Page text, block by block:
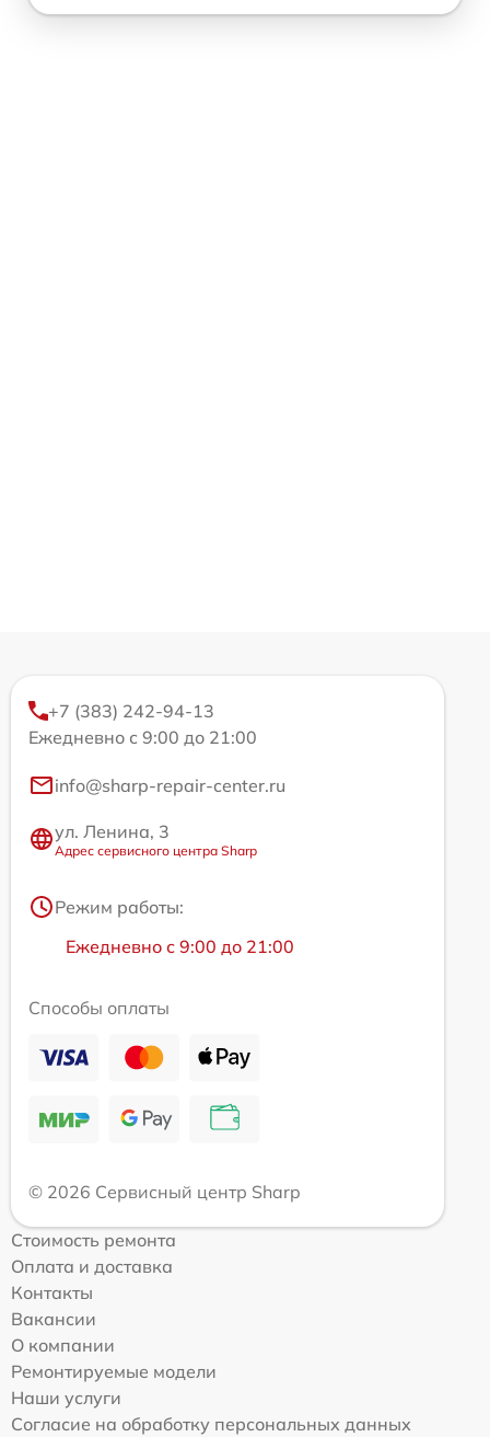
+7 (383) 242-94-13
Ежедневно с 9:00 до 21:00
info@sharp-repair-center.ru
ул. Ленина, 3
Адрес сервисного центра Sharp
Режим работы:
Ежедневно с 9:00 до 21:00
Способы оплаты
© 2026 Сервисный центр Sharp
Стоимость ремонта
Оплата и доставка
Контакты
Вакансии
О компании
Ремонтируемые модели
Наши услуги
Согласие на обработку персональных данных